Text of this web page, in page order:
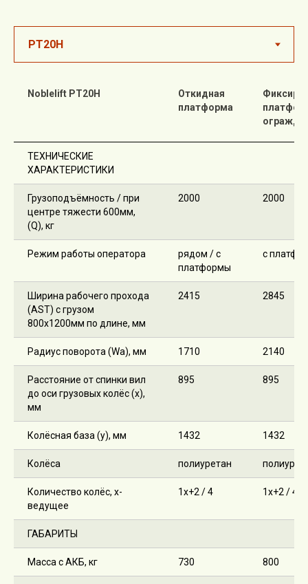
Noblelift PT20H
Откидная
платформа
ТЕХНИЧЕСКИЕ
ХАРАКТЕРИСТИКИ
Грузоподъёмность / при
центре тяжести 600мм,
(Q), кг
2000 2000
Режим работы оператора
рядом / с
платформы
с
Ширина рабочего прохода
(AST) с грузом
800х1200мм по длине, мм
2415 2845
Радиус поворота (Wa), мм 1710 2140
Расстояние от спинки вил
до оси грузовых колёс (x),
мм
895 895
Колёсная база (y), мм 1432 1432
Колёса полиуретан
Количество колёс, х-
ведущее
1х+2 / 4 1х+2 / 4
ГАБАРИТЫ
Масса с АКБ, кг 730 800